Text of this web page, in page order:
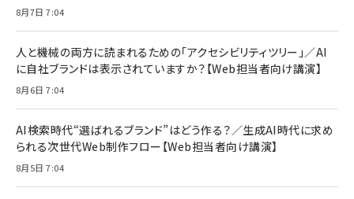
8月7日 7:04
人と機械の両方に読まれるための「アクセシビリティツリー」／AI
に自社ブランドは表示されていますか？【Web担当者向け講演】
8月6日 7:04
AI検索時代“選ばれるブランド”はどう作る？／生成AI時代に求め
られる次世代Web制作フロー【Web担当者向け講演】
8月5日 7:04